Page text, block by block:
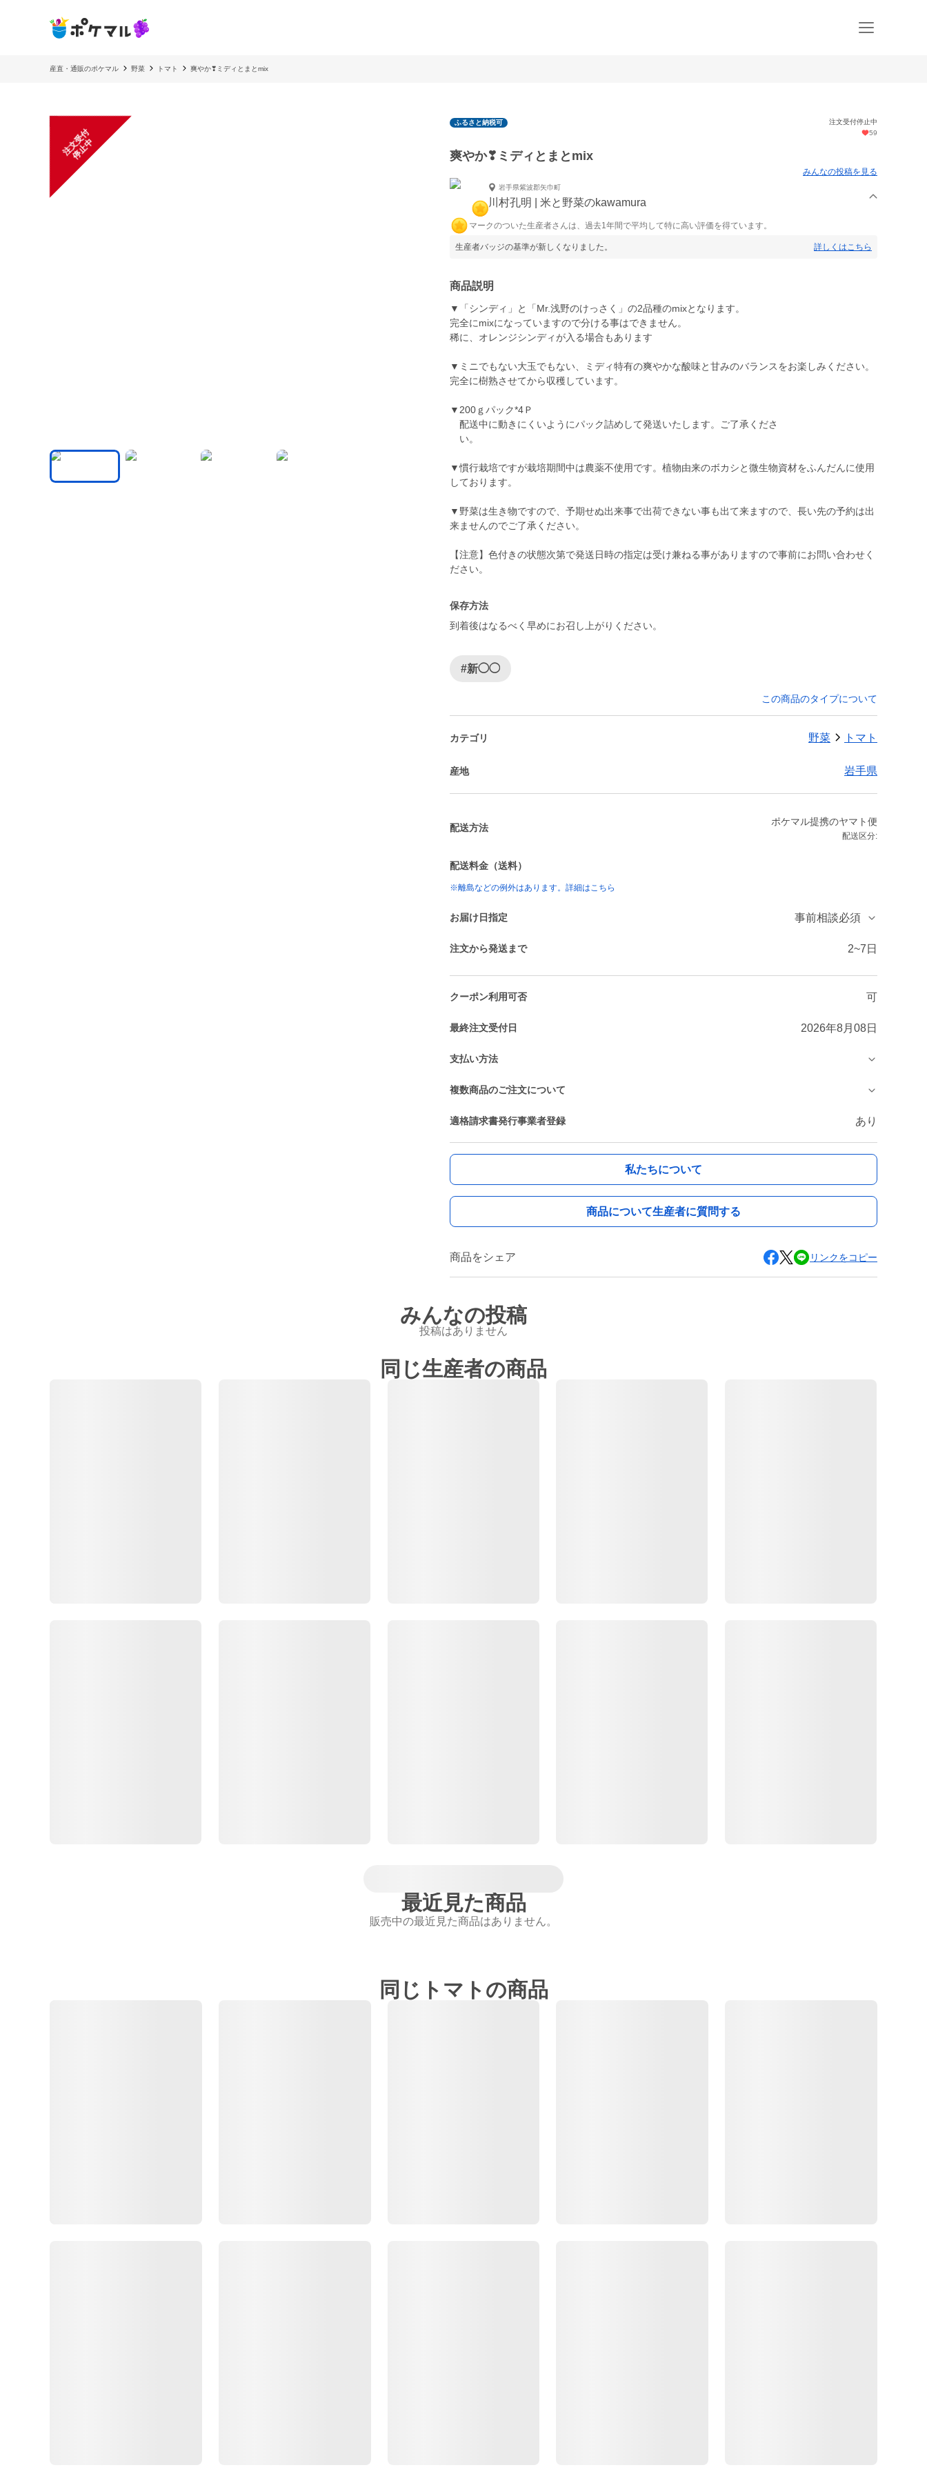
産直・通販のポケマル 野菜 トマト 爽やか❣ミディとまとmix
注
文
受
付
停
止
中
ふるさと納税可
注文受付停止中
59
爽やか❣ミディとまとmix
みんなの投稿を見る
岩手県紫波郡矢巾町
川村孔明 | 米と野菜のkawamura
マークのついた生産者さんは、過去1年間で平均して特に高い評価を得ています。
生産者バッジの基準が新しくなりました。 詳しくはこちら
商品説明
▼「シンディ」と「Mr.浅野のけっさく」の2品種のmixとなります。
完全にmixになっていますので分ける事はできません。
稀に、オレンジシンディが入る場合もあります
▼ミニでもない大玉でもない、ミディ特有の爽やかな酸味と甘みのバランスをお楽しみください。
完全に樹熟させてから収穫しています。
▼200ｇパック*4Ｐ
配送中に動きにくいようにパック詰めして発送いたします。ご了承くださ
い。
▼慣行栽培ですが栽培期間中は農薬不使用です。植物由来のボカシと微生物資材をふんだんに使用
しております。
▼野菜は生き物ですので、予期せぬ出来事で出荷できない事も出て来ますので、長い先の予約は出
来ませんのでご了承ください。
【注意】色付きの状態次第で発送日時の指定は受け兼ねる事がありますので事前にお問い合わせく
ださい。
保存方法
到着後はなるべく早めにお召し上がりください。
#新◯◯
この商品のタイプについて
カテゴリ 野菜 トマト
産地 岩手県
配送方法
ポケマル提携のヤマト便
配送区分:
配送料金（送料）
※離島などの例外はあります。詳細はこちら
お届け日指定 事前相談必須
注文から発送まで 2~7日
クーポン利用可否 可
最終注文受付日 2026年8月08日
支払い方法
複数商品のご注文について
適格請求書発行事業者登録 あり
私たちについて
商品について生産者に質問する
商品をシェア リンクをコピー
みんなの投稿
投稿はありません
同じ生産者の商品
最近見た商品
販売中の最近見た商品はありません。
同じトマトの商品